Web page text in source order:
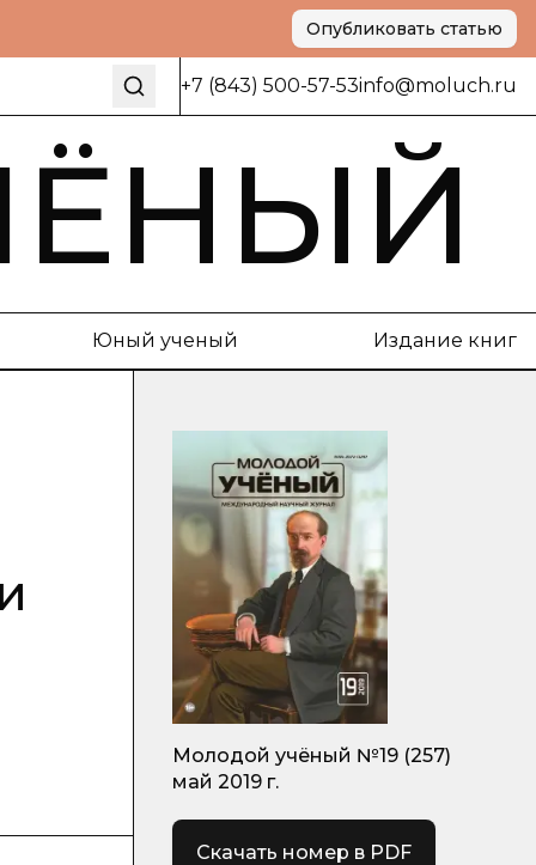
Опубликовать статью
+7 (843) 500-57-53info@moluch.ru
Юный ученый Издание книг
Молодой учёный №19 (257)
май 2019 г.
Скачать номер в PDF